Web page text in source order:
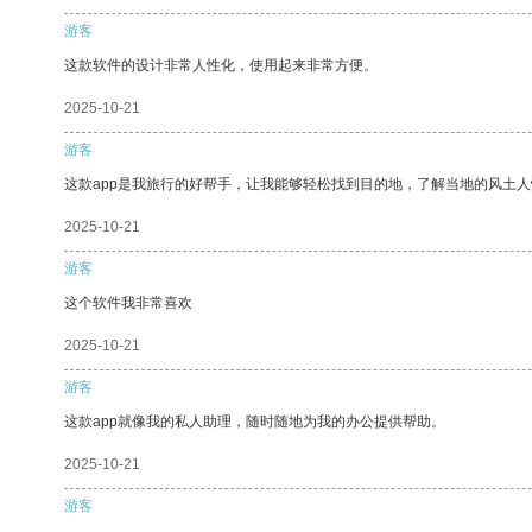
游客
这款软件的设计非常人性化，使用起来非常方便。
2025-10-21
游客
这款app是我旅行的好帮手，让我能够轻松找到目的地，了解当地的风土
2025-10-21
游客
这个软件我非常喜欢
2025-10-21
游客
这款app就像我的私人助理，随时随地为我的办公提供帮助。
2025-10-21
游客